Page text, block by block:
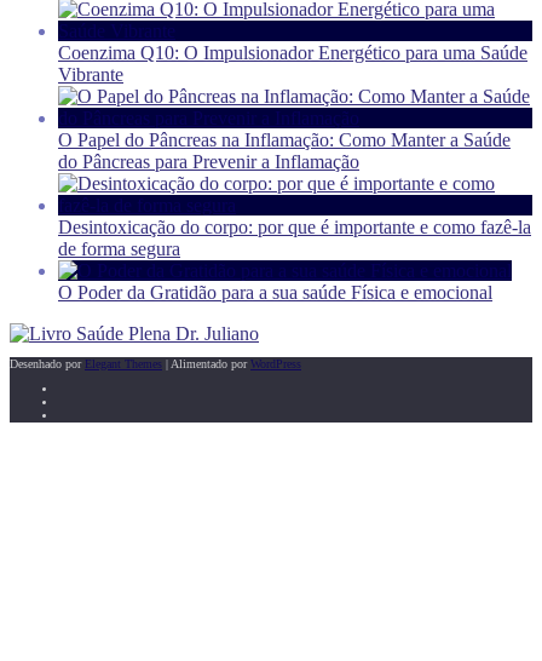
Coenzima Q10: O Impulsionador Energético para uma Saúde
Vibrante
O Papel do Pâncreas na Inflamação: Como Manter a Saúde
do Pâncreas para Prevenir a Inflamação
Desintoxicação do corpo: por que é importante e como fazê-la
de forma segura
O Poder da Gratidão para a sua saúde Física e emocional
Desenhado por Elegant Themes | Alimentado porWordPress